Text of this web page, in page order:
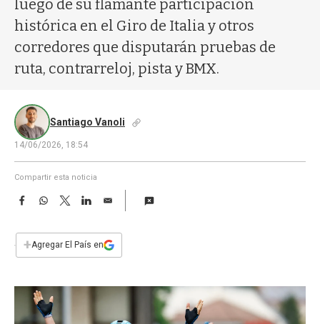
luego de su flamante participación
histórica en el Giro de Italia y otros
corredores que disputarán pruebas de
ruta, contrarreloj, pista y BMX.
Santiago Vanoli
14/06/2026, 18:54
Compartir esta noticia
F
e
b
W
s
p
T
w
t
L
E
i
l
+Agregar El País en